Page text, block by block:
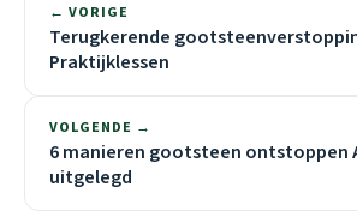
← VORIGE
Terugkerende
Praktijklessen
VOLGENDE →
6 manieren gootsteen ontstoppen
uitgelegd